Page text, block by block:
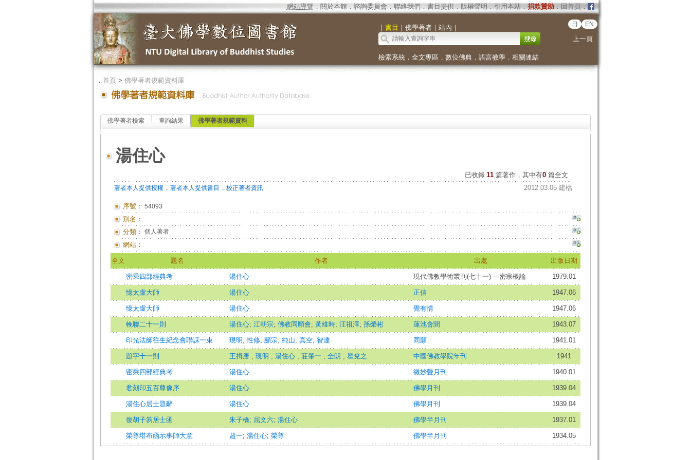
網站導覽 ． 關於本館． 諮詢委員會． 聯絡我們 ． 書目提供． 版權聲明 ． 引用本站． 捐款贊助．回首頁．
｜ 書目 ｜ 佛學著者｜ 站內 ｜ 日 EN
上一頁
檢索系統． 全文專區 ． 數位佛典． 語言教學． 相關連結
． 首頁> 佛學著者規範資料庫
佛學著者檢索 查詢結果 佛學著者規範資料
湯住心
已收錄 11 篇著作，其中有0篇全文
著者本人提供授權． 著者本人提供書目 ． 校正著者資訊 2012.03.05 建檔
序號： 54093
別名：
分類： 個人著者
網站：
全文 題名 作者 出處 出版日期
密乘四部經典考 湯住心 現代佛教學術叢刊(七十一) -- 密宗概論 1979.01
憶太虛大師 湯住心 正信 1947.06
憶太虛大師 湯住心 覺有情 1947.06
輓聯二十一則 湯住心; 江朝宗; 佛教同願會; 黃維時; 汪祖澤; 孫榮彬 蓮池會聞 1943.07
印光法師往生紀念會聯誄一束 現明 ;性修; 顯宗; 純山; 真空; 智達 同願 1941.01
題字十一則 王揖唐 ; 現明 ; 湯住心 ; 莊肇一 ; 全朗 ; 瞿兌之 中國佛教學院年刊 1941
密乘四部經典考 湯住心 微妙聲月刊 1940.01
君刻印五百尊像序 湯住心 佛學月刊 1939.04
湯住心居士題辭 湯住心 佛學月刊 1939.04
復胡子笏居士函 朱子橋; 屈文六; 湯住心 佛學半月刊 1937.01
榮尊堪布函示事師大意 超一; 湯住心; 榮尊 佛學半月刊 1934.05